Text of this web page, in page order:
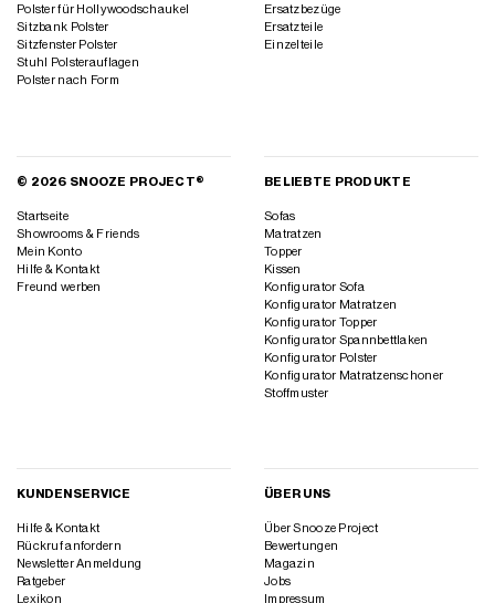
Polster für Hollywoodschaukel
Sitzbank Polster
Sitzfenster Polster
Stuhl Polsterauflagen
Polster nach Form
Ersatzbezüge
Ersatzteile
Einzelteile
© 2026 SNOOZE PROJECT®
Startseite
Showrooms & Friends
Mein Konto
Hilfe & Kontakt
Freund werben
BELIEBTE PRODUKTE
Sofas
Matratzen
Topper
Kissen
Konfigurator Sofa
Konfigurator Matratzen
Konfigurator Topper
Konfigurator Spannbettlaken
Konfigurator Polster
Konfigurator Matratzenschoner
Stoffmuster
KUNDENSERVICE
Hilfe & Kontakt
Rückruf anfordern
Newsletter Anmeldung
Ratgeber
Lexikon
ÜBER UNS
Über Snooze Project
Bewertungen
Magazin
Jobs
Impressum